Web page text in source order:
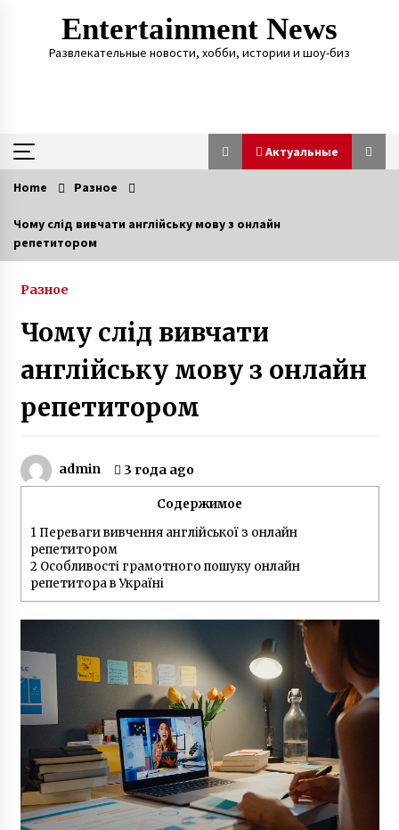
Entertainment News
Развлекательные новости, хобби, истории и шоу-биз
Актуальные
Актуальные
Призер Паралимпийских игр Светлана
мужем и рождении детей
7 лет ago
Игорь Табанюк погиб – 12 лет назад
Контрабанда оружием — капитан дальнего
лет в тюрьме Шри-Ланки по ложному
Героиня ФАКТОВ Таня Воронина, которую
облил кислотой ухажер, рассказала о
3 года ago
Раненый под Зеленопольем в 2014 году
десатник Евгений Исаев на протезе овладел
катанием Sup-доске
6 лет ago
Ослиная ферма под Киевом — владелец
Владимир Васильев рассказал о
производстве уникального ослиного молока
3 года ago
Home Разное
Чому слід вивчати англійську мову з онлайн
репетитором
Разное
Чому слід вивчати
англійську мову з онлайн
репетитором
admin 3 года ago
Содержимое
1Переваги вивчення англійської з онлайн
репетитором
2 Особливості грамотного пошуку онлайн
репетитора в Україні